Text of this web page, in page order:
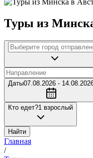
Туры из
Даты07.08.2026 -
Кто едет?1 взрослый
Найти
Главная
/